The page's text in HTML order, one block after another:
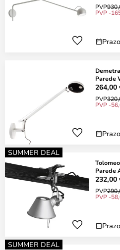
PVP
PVP -
Parede
264,00
PVP
PVP -
SUMMER DEAL
Parede
232,00
PVP
PVP -
SUMMER DEAL